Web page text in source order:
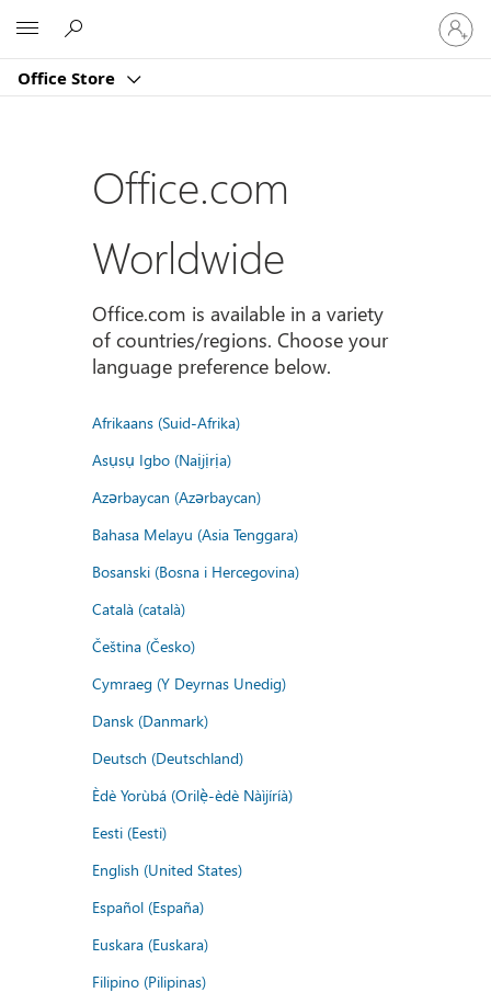
Office Store
Sign
in
to
account
Office.com
Worldwide
Office.com is available in a variety
of countries/regions. Choose your
language preference below.
Afrikaans (Suid-Afrika)
Asụsụ Igbo (Naịjịrịa)
Azərbaycan (Azərbaycan)
Bahasa Melayu (Asia Tenggara)
Bosanski (Bosna i Hercegovina)
Català (català)
Čeština (Česko)
Cymraeg (Y Deyrnas Unedig)
Dansk (Danmark)
Deutsch (Deutschland)
Èdè Yorùbá (Orilẹ̀-èdè Nàìjíríà)
Eesti (Eesti)
English (United States)
Español (España)
Euskara (Euskara)
Filipino (Pilipinas)